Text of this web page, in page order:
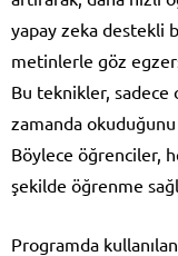
yapay zeka destekli
metinlerle göz
Bu teknikler, sadece
zamanda
Böylece öğrenciler,
şekilde öğrenme
Programda